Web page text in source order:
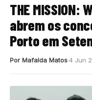
THE MISSION:
abrem os
Porto em
Por Mafalda Matos4 Jun